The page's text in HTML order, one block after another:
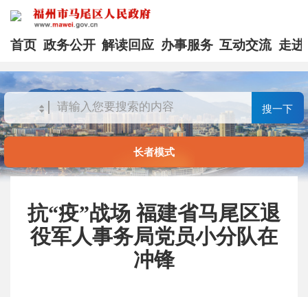
首页 政务公开 解读回应 办事服务 互动交流 走进
搜一下
长者模式
抗“疫”战场 福建省马尾区退
役军人事务局党员小分队在
冲锋